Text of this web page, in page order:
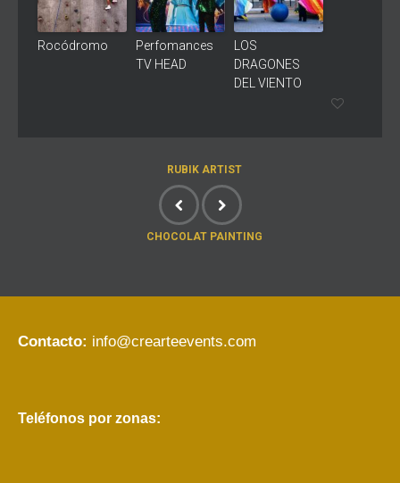
Rocódromo
Perfomances
TV HEAD
LOS
DRAGONES
DEL VIENTO
RUBIK ARTIST
CHOCOLAT PAINTING
Contacto: info@crearteevents.com
Teléfonos por zonas: